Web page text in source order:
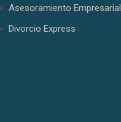
Asesoramiento Empresarial
Divorcio Express